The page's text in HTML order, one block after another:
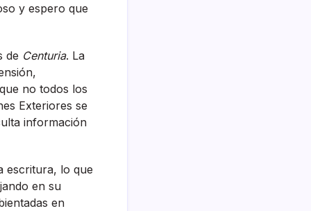
y espero que
de Centuria. La
no todos los
Exteriores se
información
escritura, lo que
en su
en